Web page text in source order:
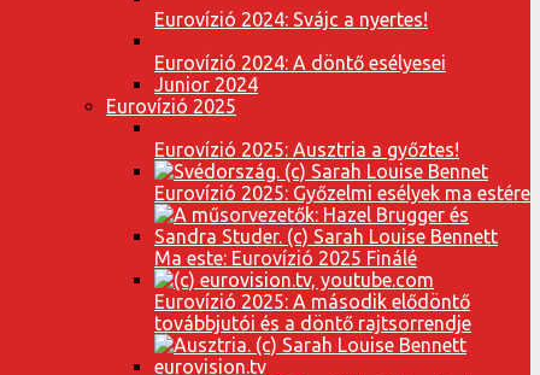
Eurovízió 2024: Svájc a nyertes!
Eurovízió 2024: A döntő esélyesei
Junior 2024
Eurovízió 2025
Eurovízió 2025: Ausztria a győztes!
Eurovízió 2025: Győzelmi esélyek ma estére
Ma este: Eurovízió 2025 Finálé
Eurovízió 2025: A második elődöntő
továbbjutói és a döntő rajtsorrendje